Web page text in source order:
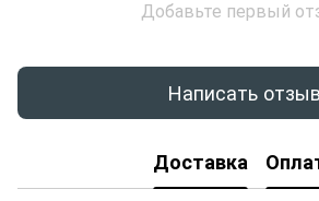
Добавьте первый
Написать отзыв
Доставка